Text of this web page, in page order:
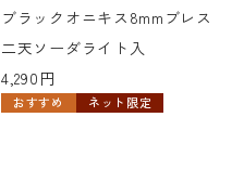
ブラックオニキス8mmブレス
二天ソーダライト入
4,290円
おすすめ ネット限定